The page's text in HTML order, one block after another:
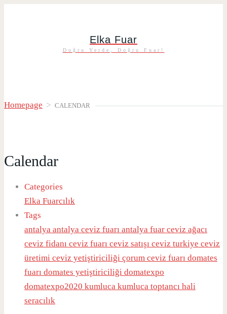
Elka Fuar
Doğru Yerde, Doğru Fuar!
Homepage > CALENDAR
Calendar
Categories
Elka Fuarcılık
Tags
antalya antalya ceviz fuarı antalya fuar ceviz ağacı
ceviz fidanı ceviz fuarı ceviz satışı ceviz turkiye ceviz
üretimi ceviz yetiştiriciliği çorum ceviz fuarı domates
fuarı domates yetiştiriciliği domatexpo
domatexpo2020 kumluca kumluca toptancı hali
seracılık